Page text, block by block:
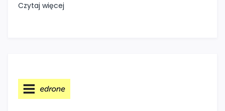
Czytaj więcej